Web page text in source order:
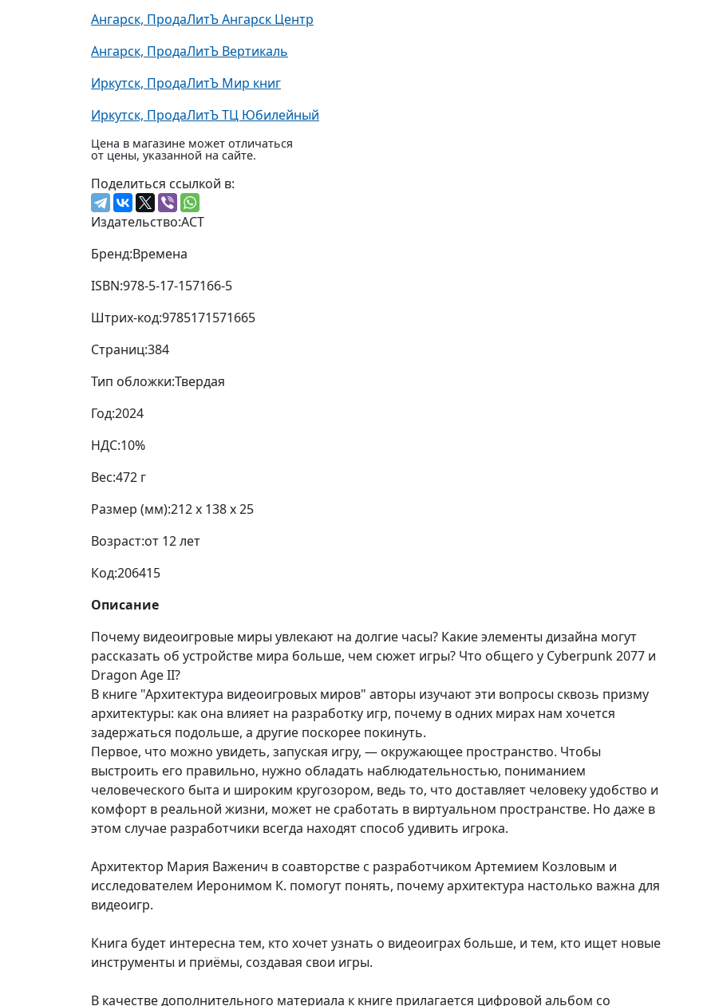
Ангарск, ПродаЛитЪ Ангарск Центр
Ангарск, ПродаЛитЪ Вертикаль
Иркутск, ПродаЛитЪ Мир книг
Иркутск, ПродаЛитЪ ТЦ Юбилейный
Цена в магазине может отличаться
от цены, указанной на сайте.
Поделиться ссылкой в:
Издательство:АСТ
Бренд:Времена
ISBN:978-5-17-157166-5
Штрих-код:9785171571665
Страниц:384
Тип обложки:Твердая
Год:2024
НДС:10%
Вес:472 г
Размер (мм):212 x 138 x 25
Возраст:от 12 лет
Код:206415
Описание
Почему видеоигровые миры увлекают на долгие часы? Какие элементы дизайна могут
рассказать об устройстве мира больше, чем сюжет игры? Что общего у Cyberpunk 2077 и
Dragon Age II?
В книге "Архитектура видеоигровых миров" авторы изучают эти вопросы сквозь призму
архитектуры: как она влияет на разработку игр, почему в одних мирах нам хочется
задержаться подольше, а другие поскорее покинуть.
Первое, что можно увидеть, запуская игру, — окружающее пространство. Чтобы
выстроить его правильно, нужно обладать наблюдательностью, пониманием
человеческого быта и широким кругозором, ведь то, что доставляет человеку удобство и
комфорт в реальной жизни, может не сработать в виртуальном пространстве. Но даже в
этом случае разработчики всегда находят способ удивить игрока.
Архитектор Мария Важенич в соавторстве с разработчиком Артемием Козловым и
исследователем Иеронимом К. помогут понять, почему архитектура настолько важна для
видеоигр.
Книга будет интересна тем, кто хочет узнать о видеоиграх больше, и тем, кто ищет новые
инструменты и приёмы, создавая свои игры.
В качестве дополнительного материала к книге прилагается цифровой альбом со